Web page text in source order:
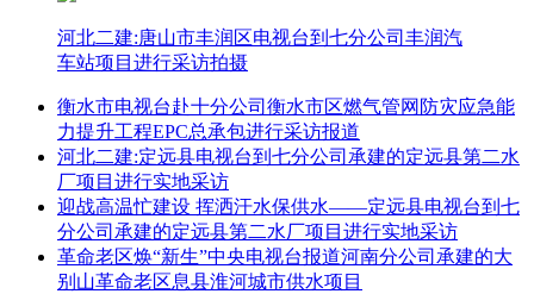
河北二建:唐山市丰润区电视台到七分公司丰润汽
车站项目进行采访拍摄
衡水市电视台赴十分公司衡水市区燃气管网防灾应急能
力提升工程EPC总承包进行采访报道
河北二建:定远县电视台到七分公司承建的定远县第二水
厂项目进行实地采访
迎战高温忙建设 挥洒汗水保供水——定远县电视台到七
分公司承建的定远县第二水厂项目进行实地采访
革命老区焕“新生”中央电视台报道河南分公司承建的大
别山革命老区息县淮河城市供水项目